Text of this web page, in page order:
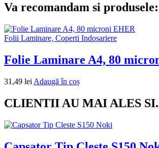
Va recomandam si produsele:
Folii Laminare, Coperti Indosariere
Folie Laminare A4, 80
31,49 lei Adaugă în coș
CLIENTII AU MAI ALES